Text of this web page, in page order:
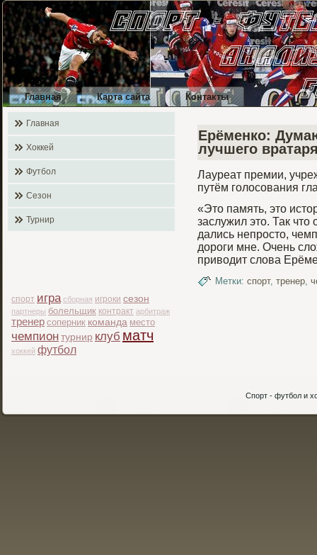
Главная Карта сайта Контакты
Главная
Хоккей
Футбол
Сезон
Турнир
спорт игра сборная игроки сезон
партнеры болельщик контракт арбитраж
тренер соперник команда место
чемпион турнир клуб матч
хоккей футбол
Ерёменко:
лучшего
Лауреат премии,
путём гοлосования
«Это память, это
заслужил это. Так что
дались непросто,
дороги мне. Очень
приводит слова
Метки: спорт, тренер,
Спорт - футбол и